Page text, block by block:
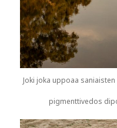
Joki joka uppoaa
pigmenttivedos